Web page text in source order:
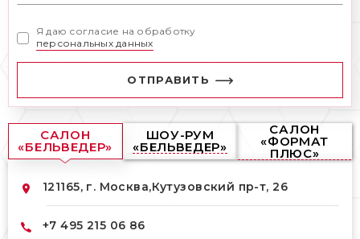
Я даю согласие на обработку
персональных данных
ОТПРАВИТЬ
САЛОН
«БЕЛЬВЕДЕР»
ШОУ-РУМ
«БЕЛЬВЕДЕР»
САЛОН
«ФОРМАТ
ПЛЮС»
121165, г. Москва,Кутузовский пр-т, 26
+7 495 215 06 86